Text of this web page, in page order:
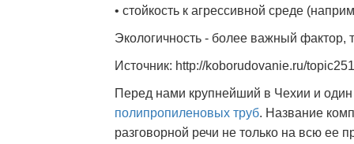
• стойкость к агрессивной среде
Экологичность - более важный фактор,
Источник: http://koborudovanie.ru/
Перед нами крупнейший в Чехии и
полипропиленовых труб. Название
разговорной речи не только на всю ее